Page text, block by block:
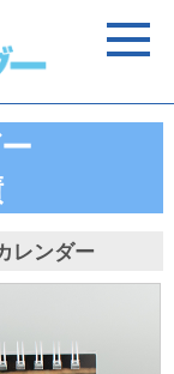
レンダー